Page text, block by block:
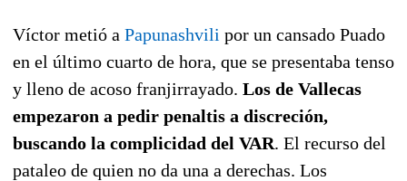
Víctor metió a Papunashvili por un cansado Puado
en el último cuarto de hora, que se presentaba tenso
y lleno de acoso franjirrayado. Los de Vallecas
empezaron a pedir penaltis a discreción,
buscando la complicidad del VAR. El recurso del
pataleo de quien no da una a derechas. Los